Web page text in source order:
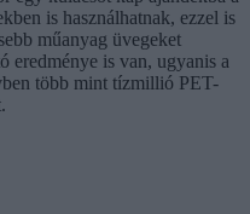
is használhatnak, ezzel is
műanyag üvegeket
eredménye is van, ugyanis a
több mint tízmillió PET-